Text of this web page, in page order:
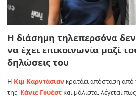
Η διάσημη τηλεπερσόνα
να έχει επικοινωνία μαζί
δηλώσεις του
H Κιμ Καρντάσιαν κρατάει απόσταση
της, Κάνιε Γουέστ και μάλιστα, λέγεται